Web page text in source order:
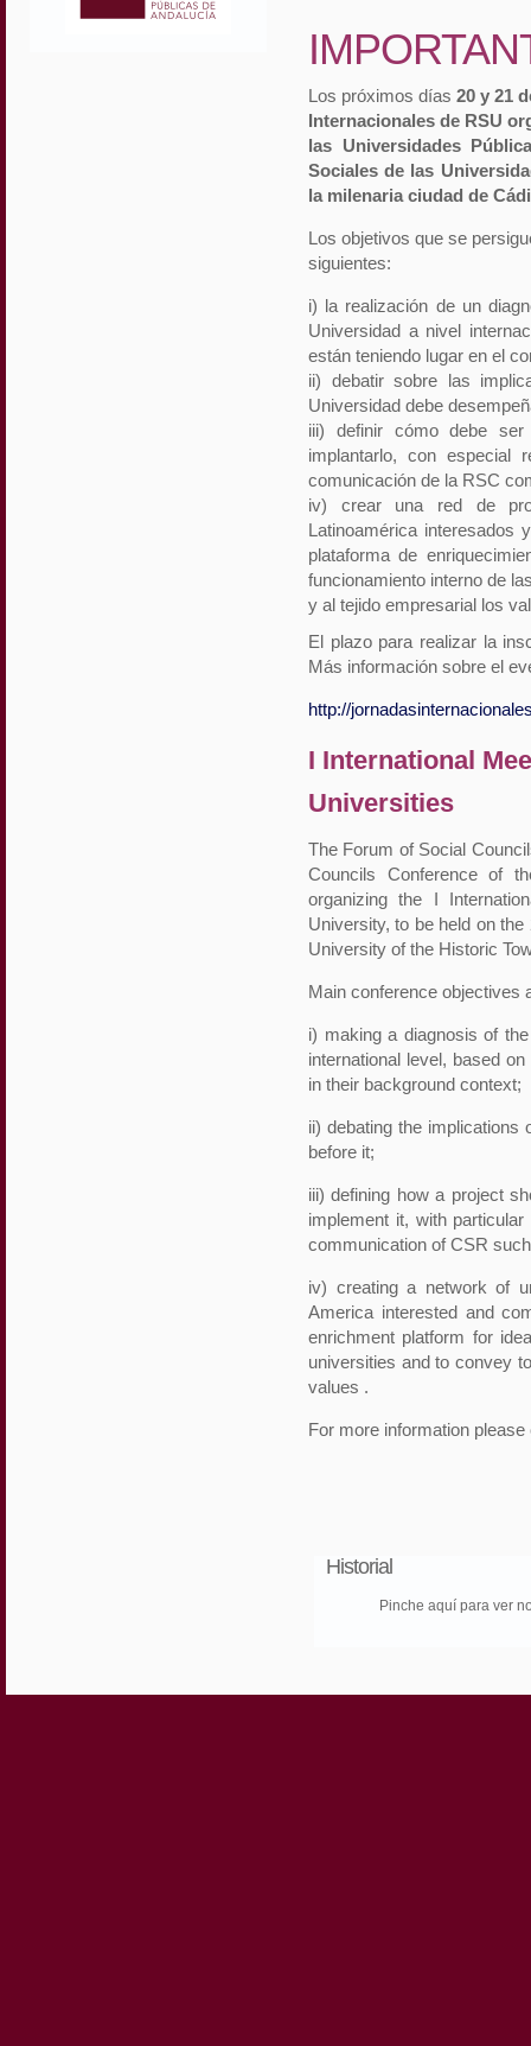
Los próximos días20 y 21
Internacionales de RSU
las Universidades
Sociales de las
la milenaria ciudad de
Los objetivos que se
siguientes:
i) la realización de un
Universidad a nivel
están teniendo lugar en el
ii) debatir sobre las
Universidad debe
iii) definir cómo debe
implantarlo, con especial
comunicación de la RSC
iv) crear una red de
Latinoamérica interesados
plataforma de
funcionamiento interno de
y al tejido empresarial los
El plazo para realizar la
Más información sobre el
http://
I International
Universities
The Forum of Social
Councils Conference of
organizing the I
University, to be held on
University of the Historic
Main conference objectives
i) making a diagnosis of
international level, based
in their background context;
ii) debating the
before it;
iii) defining how a project
implement it, with
communication of CSR
iv) creating a network of
America interested and
enrichment platform for
universities and to convey
values .
For more information
Historial
Pinche aquí para ver